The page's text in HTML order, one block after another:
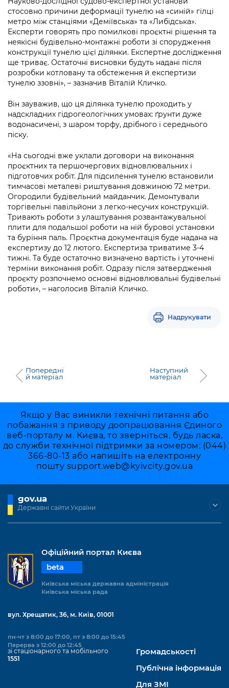
Підприємства, установи, організації
Kyiv International Relations
Річні звіти
Гендерна політика
Безбар'єрність
Київська міська військова адміністрація
Портал Захисників та Захисниць
Безбар'єрність
Портал послуг
Міський застосунок Київ Цифровий
Важливе під час воєнного стану
Уряд» – місцевий рівень»
Важливе під час воєнного стану
Про відкриті дані
Портал даних Києва
Публічні дашборди
стосовно причини деформації тунелю на «синій» гілці
метро між станціями «Деміївська» та «Либідська».
Експерти говорять про помилкові проєктні рішення та
неякісні будівельно-монтажні роботи зі спорудження
конструкції тунелю цієї ділянки. Експертне дослідження
ще триває. Остаточні висновки будуть надані після
розробки котловану та обстеження й експертизи
тунелю ззовні», – зазначив Віталій Кличко.
Він зауважив, що ця ділянка тунелю проходить у
надскладних гідрогеологічних умовах: ґрунти дуже
водонасичені, з шаром торфу, дрібного і середнього
піску.
«На сьогодні вже уклали договори на виконання
проєктних та першочергових відновлювальних і
підготовчих робіт. Для підсилення тунелю встановили
тимчасові металеві риштування довжиною 72 метри.
Огородили будівельний майданчик. Демонтували
торгівельні павільйони з легко-несучих конструкцій.
Тривають роботи з улаштування розвантажувальної
плити для подальшої роботи на ній бурової установки
та буріння паль. Проєктна документація буде надана на
експертизу до 12 лютого. Експертиза триватиме 3-4
тижні. Та буде остаточно визначено вартість і уточнені
терміни виконання робіт. Одразу після затвердження
проєкту розпочнемо основні відновлювальні будівельні
роботи», – наголосив Віталій Кличко.
Надрукувати
Попередні
й матеріал
Наступний
матеріал
Якщо у Вас виникли технічні питання або
побажання з приводу доопрацювання Єдиного
веб-порталу м. Києва, то зверніться, будь ласка,
до служби технічної підтримки за номером: (044)
366-80-13 або напишіть на електронну
пошту support.web@kyivcity.gov.ua
gov.ua
Державні сайти України
Офіційний портал Києва
beta
Київська міська державна адміністрація
Київська міська рада
вул. Хрещатик, 36, м. Київ, 01001
пн-чт з 8:00 до 17:00, пт з 8:00 до 15:45
Перерва з 12:00 до 12:45
зі стаціонарного та мобільного
1551
Громадськості
Публічна інформація
Для ЗМІ